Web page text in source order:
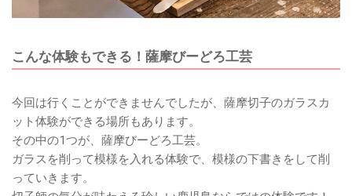
こんな体験もできる！薩摩びーどろ工芸
今回は行くことができませんでしたが、薩摩切子のガラスカ
ット体験ができる場所もあります。
その中の1つが、薩摩びーどろ工芸。
ガラスを削って模様を入れる体験で、模様の下書きをして削
っていきます。